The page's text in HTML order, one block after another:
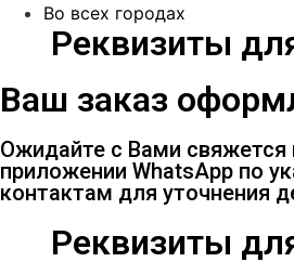
Во всех городах
Реквизиты
Ваш заказ
Ожидайте с Вами
приложении WhatsApp по
контактам для уточнения
Реквизиты